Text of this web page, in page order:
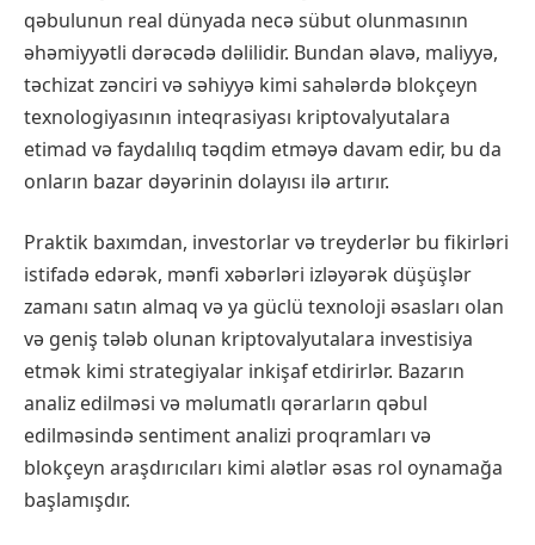
qəbulunun real dünyada necə sübut olunmasının
əhəmiyyətli dərəcədə dəlilidir. Bundan əlavə, maliyyə,
təchizat zənciri və səhiyyə kimi sahələrdə blokçeyn
texnologiyasının inteqrasiyası kriptovalyutalara
etimad və faydalılıq təqdim etməyə davam edir, bu da
onların bazar dəyərinin dolayısı ilə artırır.
Praktik baxımdan, investorlar və treyderlər bu fikirləri
istifadə edərək, mənfi xəbərləri izləyərək düşüşlər
zamanı satın almaq və ya güclü texnoloji əsasları olan
və geniş tələb olunan kriptovalyutalara investisiya
etmək kimi strategiyalar inkişaf etdirirlər. Bazarın
analiz edilməsi və məlumatlı qərarların qəbul
edilməsində sentiment analizi proqramları və
blokçeyn araşdırıcıları kimi alətlər əsas rol oynamağa
başlamışdır.